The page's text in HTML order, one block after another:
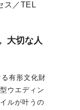
ス／TEL
大切な人
有形文化財
ウエディン
ルが叶うの